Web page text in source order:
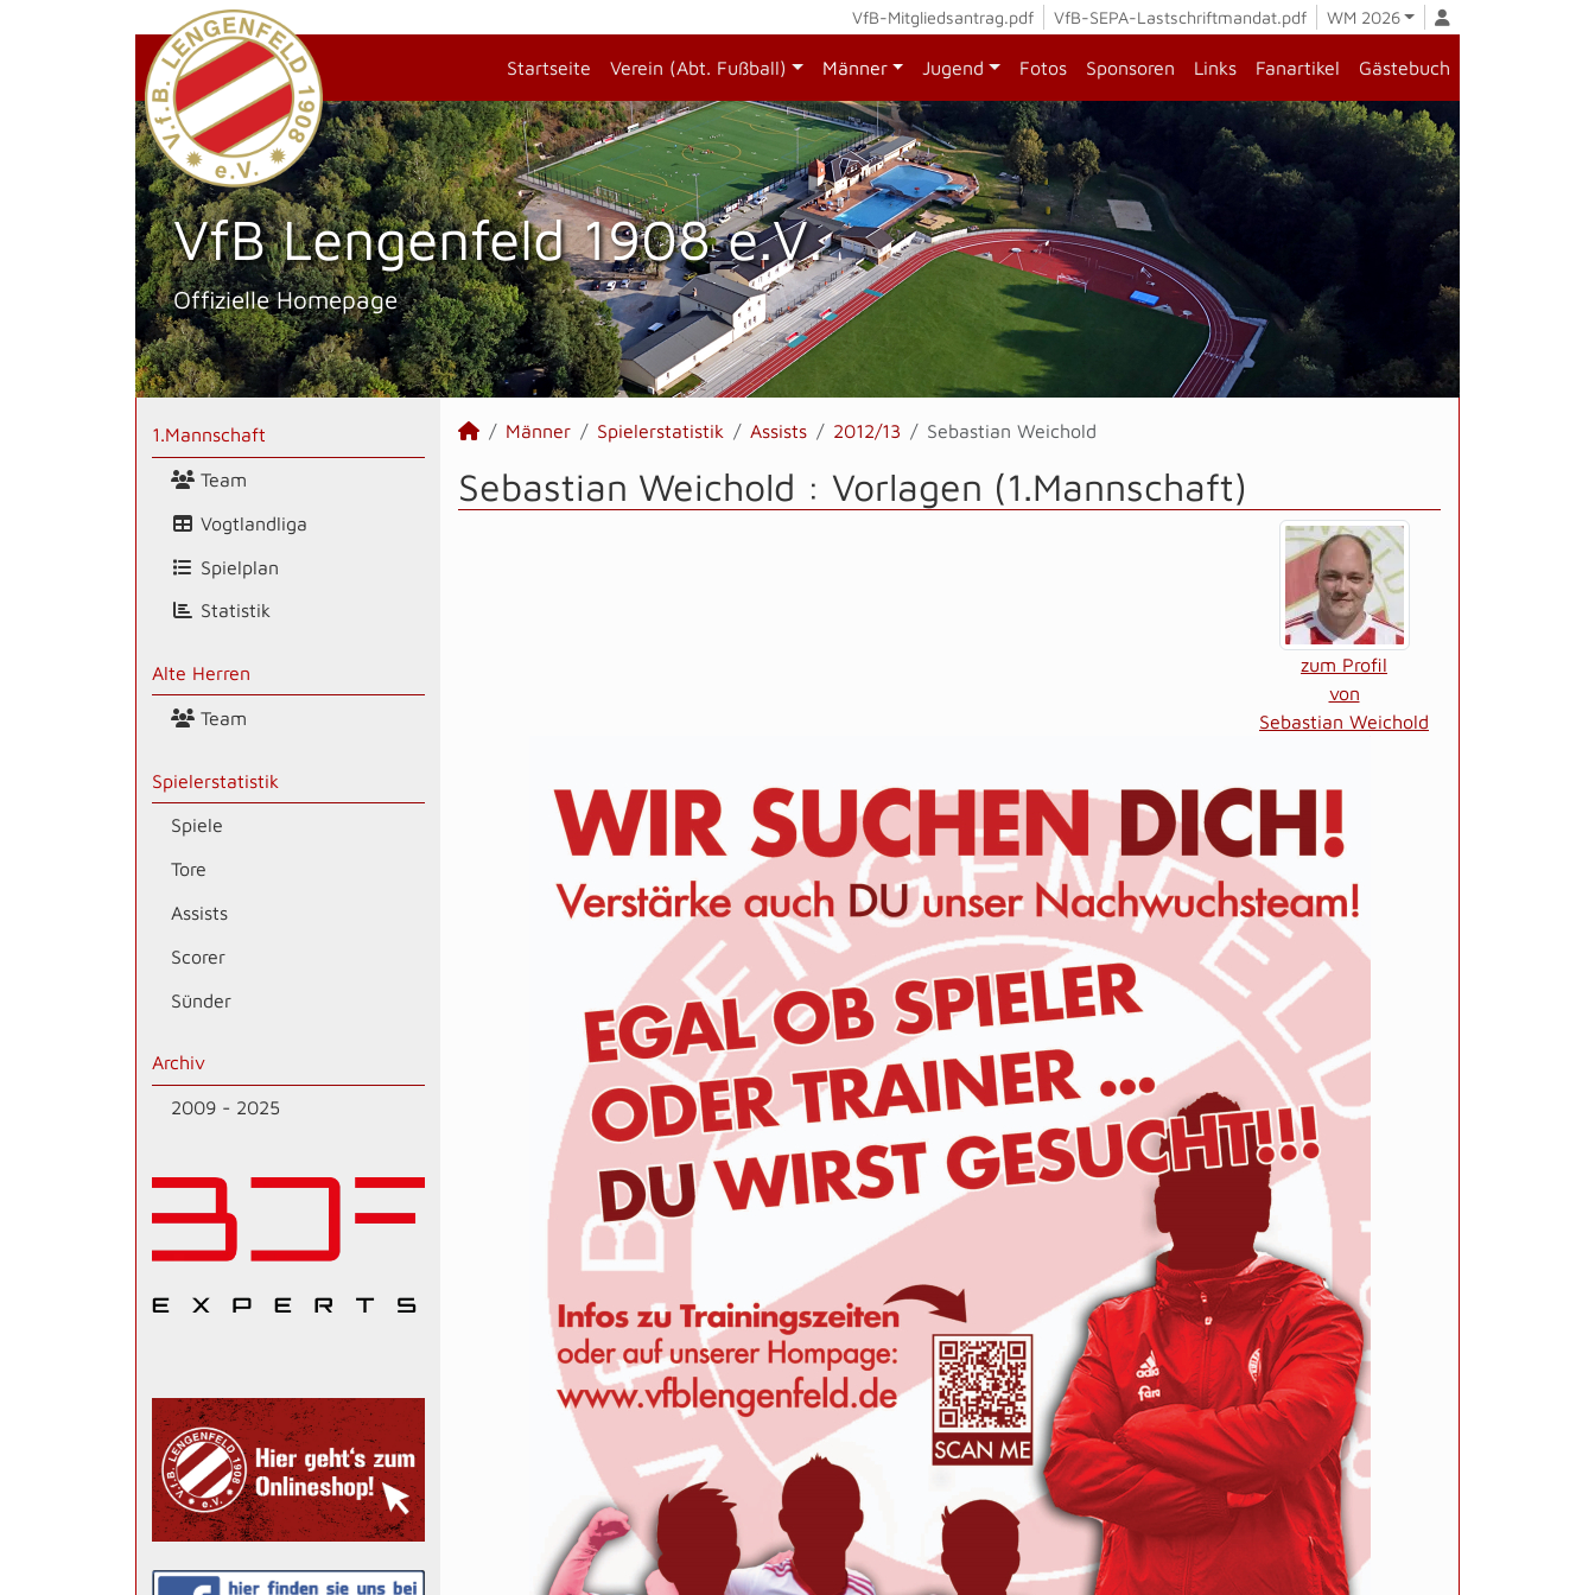
VfB-Mitgliedsantrag.pdf VfB-SEPA-Lastschriftmandat.pdf WM 2026
Startseite Verein (Abt. Fußball) Männer Jugend Fotos Sponsoren Links Fanartikel Gästebuch
VfB Lengenfeld 1908 e.V.
Offizielle Homepage
1.Mannschaft
Team
Vogtlandliga
Spielplan
Statistik
Alte Herren
Team
Spielerstatistik
Spiele
Tore
Assists
Scorer
Sünder
Archiv
2009 - 2025
Männer Spielerstatistik Assists 2012/13 Sebastian Weichold
Sebastian Weichold : Vorlagen (1.Mannschaft)
zum Profil
von
Sebastian Weichold